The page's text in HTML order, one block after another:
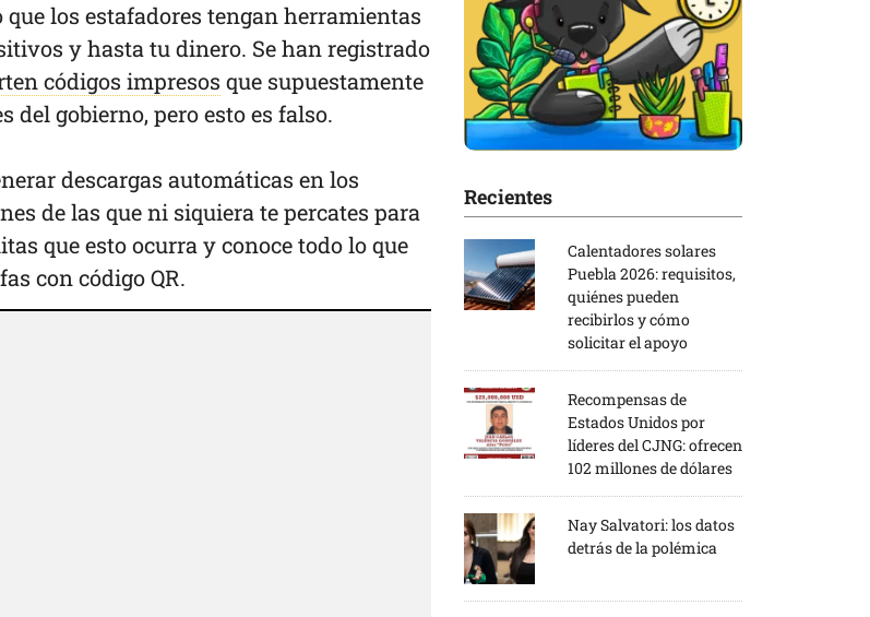
los estafadores tengan herramientas
y hasta tu dinero. Se han registrado
códigos impresos que supuestamente
del gobierno, pero esto es falso.
descargas automáticas en los
de las que ni siquiera te percates para
que esto ocurra y conoce todo lo que
con código QR.
Recientes
Calentadores solares
Puebla 2026: requisitos,
quiénes pueden
recibirlos y cómo
solicitar el apoyo
Recompensas de
Estados Unidos por
líderes del CJNG: ofrecen
102 millones de dólares
Nay Salvatori: los datos
detrás de la polémica